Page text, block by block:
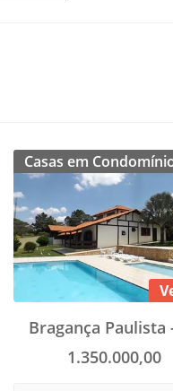
Casas em
Bragança Paulista
1.350.000,00